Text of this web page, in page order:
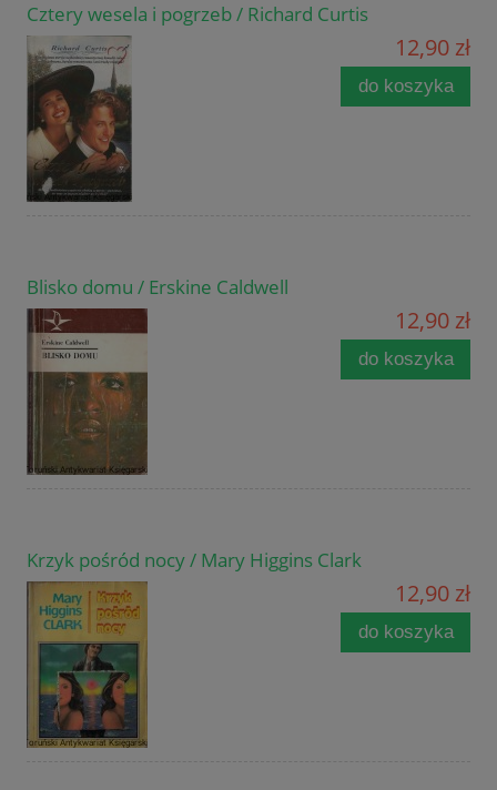
Cztery wesela i pogrzeb / Richard Curtis
12,90 zł
do koszyka
Blisko domu / Erskine Caldwell
12,90 zł
do koszyka
Krzyk pośród nocy / Mary Higgins Clark
12,90 zł
do koszyka